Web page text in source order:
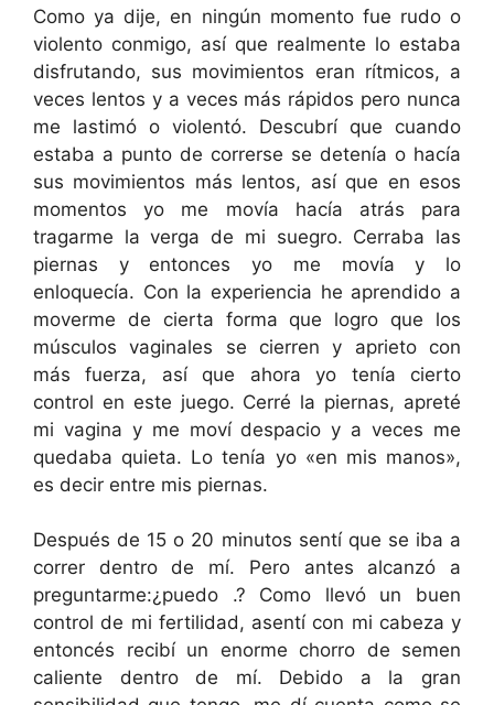
Como ya dije, en ningún momento fue rudo o
violento conmigo, así que realmente lo estaba
disfrutando, sus movimientos eran rítmicos, a
veces lentos y a veces más rápidos pero nunca
me lastimó o violentó. Descubrí que cuando
estaba a punto de correrse se detenía o hacía
sus movimientos más lentos, así que en esos
momentos yo me movía hacía atrás para
tragarme la verga de mi suegro. Cerraba las
piernas y entonces yo me movía y lo
enloquecía. Con la experiencia he aprendido a
moverme de cierta forma que logro que los
músculos vaginales se cierren y aprieto con
más fuerza, así que ahora yo tenía cierto
control en este juego. Cerré la piernas, apreté
mi vagina y me moví despacio y a veces me
quedaba quieta. Lo tenía yo «en mis manos»,
es decir entre mis piernas.
Después de 15 o 20 minutos sentí que se iba a
correr dentro de mí. Pero antes alcanzó a
preguntarme:¿puedo .? Como llevó un buen
control de mi fertilidad, asentí con mi cabeza y
entoncés recibí un enorme chorro de semen
caliente dentro de mí. Debido a la gran